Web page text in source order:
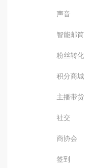
声音
智能邮筒
粉丝转化
积分商城
主播带货
社交
商协会
签到